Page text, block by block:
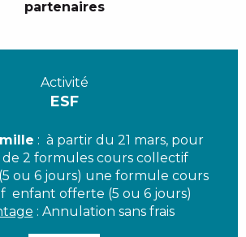
partenaires
Activité
ESF
: à partir du 21 mars, pour
de 2 formules cours collectif
ou 6 jours) une formule cours
enfant offerte (5 ou 6 jours)
: Annulation sans frais